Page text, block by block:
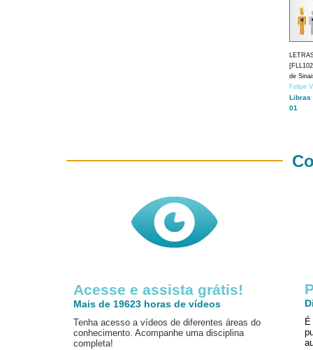
de
Felipe
Libras
01
Acesse e assista grátis!
Mais de 19623 horas de vídeos
Tenha acesso a vídeos de diferentes áreas do
conhecimento. Acompanhe uma disciplina
completa!